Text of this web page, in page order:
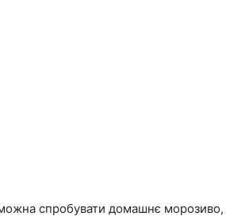
спробувати домашнє морозиво,